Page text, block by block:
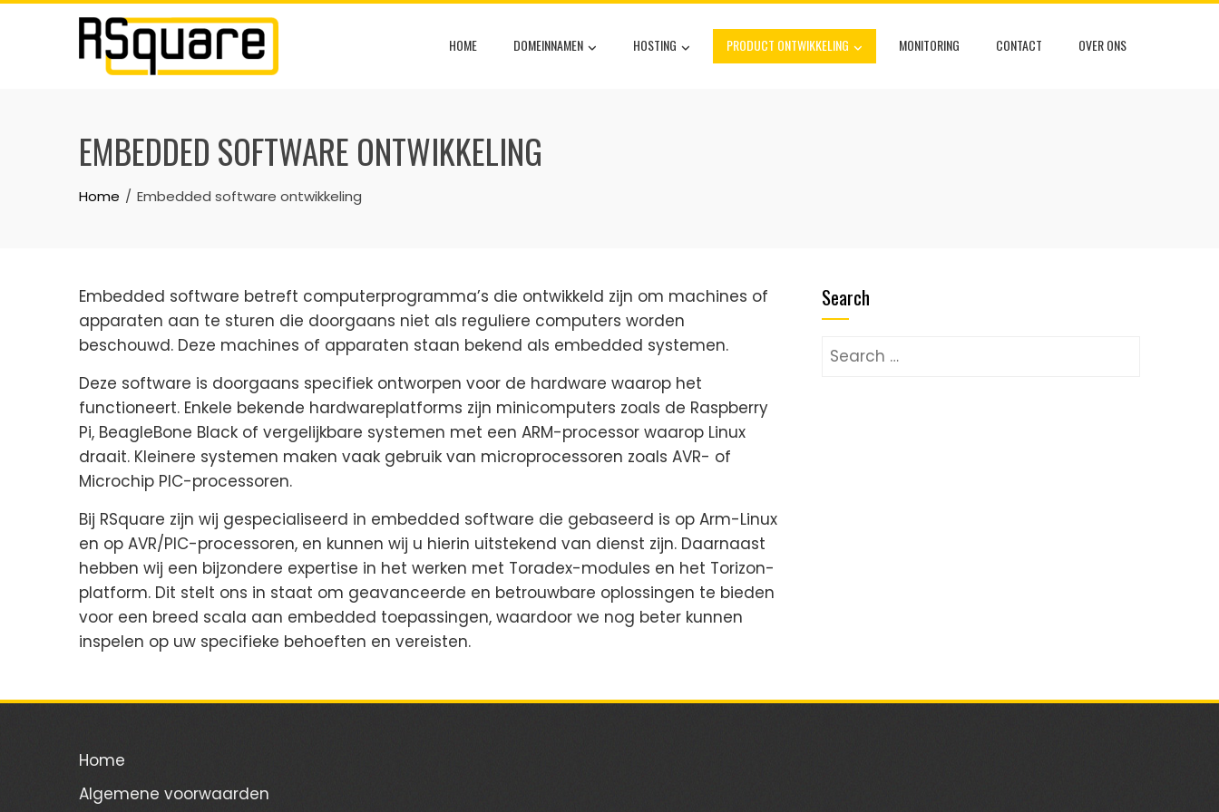
Skip
HOME DOMEINNAMEN HOSTING PRODUCT ONTWIKKELING MONITORING CONTACT OVER ONS
EMBEDDED SOFTWARE ONTWIKKELING
Home Embedded software ontwikkeling
Embedded software betreft computerprogramma’s die ontwikkeld zijn om machines of
apparaten aan te sturen die doorgaans niet als reguliere computers worden
beschouwd. Deze machines of apparaten staan bekend als embedded systemen.
Deze software is doorgaans specifiek ontworpen voor de hardware waarop het
functioneert. Enkele bekende hardwareplatforms zijn minicomputers zoals de Raspberry
Pi, BeagleBone Black of vergelijkbare systemen met een ARM-processor waarop Linux
draait. Kleinere systemen maken vaak gebruik van microprocessoren zoals AVR- of
Microchip PIC-processoren.
Bij RSquare zijn wij gespecialiseerd in embedded software die gebaseerd is op Arm-Linux
en op AVR/PIC-processoren, en kunnen wij u hierin uitstekend van dienst zijn. Daarnaast
hebben wij een bijzondere expertise in het werken met Toradex-modules en het Torizon-
platform. Dit stelt ons in staat om geavanceerde en betrouwbare oplossingen te bieden
voor een breed scala aan embedded toepassingen, waardoor we nog beter kunnen
inspelen op uw specifieke behoeften en vereisten.
Search
Search
Home
Algemene voorwaarden